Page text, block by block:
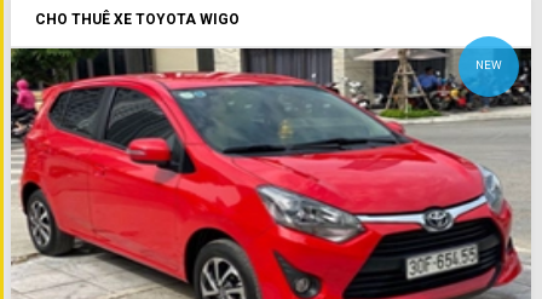
CHO THUÊ XE TOYOTA WIGO
NEW